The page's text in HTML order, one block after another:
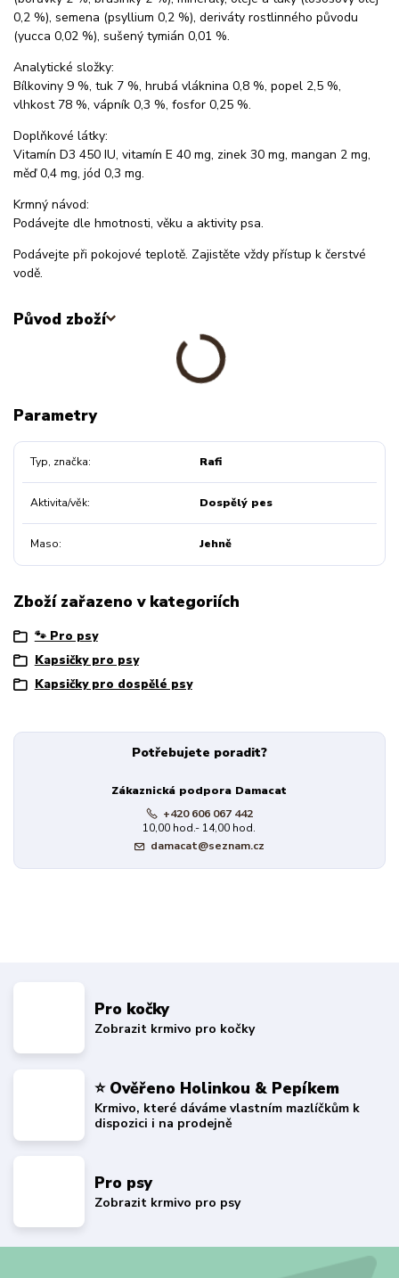
0,2 %), semena (psyllium 0,2 %), deriváty rostlinného původu
(yucca 0,02 %), sušený tymián 0,01 %.
Analytické složky:
Bílkoviny 9 %, tuk 7 %, hrubá vláknina 0,8 %, popel 2,5 %,
vlhkost 78 %, vápník 0,3 %, fosfor 0,25 %.
Doplňkové látky:
Vitamín D3 450 IU, vitamín E 40 mg, zinek 30 mg, mangan 2 mg,
měď 0,4 mg, jód 0,3 mg.
Krmný návod:
Podávejte dle hmotnosti, věku a aktivity psa.
Podávejte při pokojové teplotě. Zajistěte vždy přístup k čerstvé
vodě.
Původ zboží
Parametry
Typ, značka Rafi
Aktivita/věk Dospělý pes
Maso Jehně
Zboží zařazeno v kategoriích
🐾 Pro psy
Kapsičky pro psy
Kapsičky pro dospělé psy
Potřebujete poradit?
Zákaznická podpora Damacat
+420 606 067 442
10,00 hod.- 14,00 hod.
damacat@seznam.cz
Pro kočky
Zobrazit krmivo pro kočky
⭐ Ověřeno Holinkou & Pepíkem
Krmivo, které dáváme vlastním mazlíčkům k
dispozici i na prodejně
Pro psy
Zobrazit krmivo pro psy